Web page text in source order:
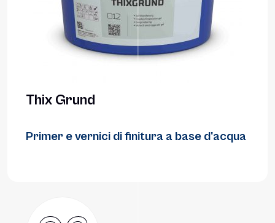
Thix Grund
Primer e vernici di finitura a base d'acqua